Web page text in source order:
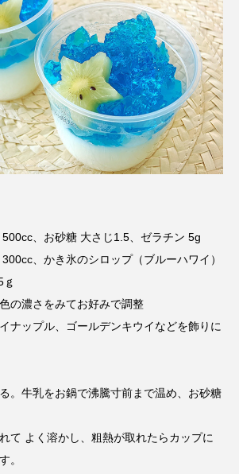
ROKKO 森の音ミュージアム
ージアム Rooting Aroma
VILLAGE MEETINGのつながるラジオ
ート農業推進プロジェクト関西学院
Season
snowwhite
The Room Next Door
、お砂糖 大さじ1.5、ゼラチン 5g
、かき氷のシロップ（ブルーハワイ）
の濃さをみてお好みで調整
ナップル、ゴールデンキウイなどを飾りに
。牛乳をお鍋で沸騰寸前まで温め、お砂糖
て よく溶かし、粗熱が取れたらカップに
。